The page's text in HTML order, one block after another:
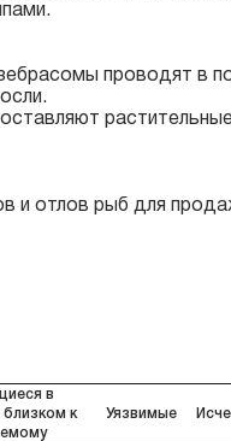
проводят в
и отлов рыб для
в
близком к
Уязвимые